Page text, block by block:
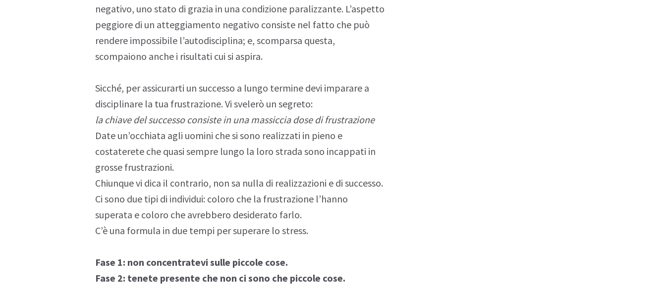
negativo, uno stato di grazia in una condizione paralizzante. L’aspetto
peggiore di un atteggiamento negativo consiste nel fatto che può
rendere impossibile l’autodisciplina; e, scomparsa questa,
scompaiono anche i risultati cui si aspira.
Sicché, per assicurarti un successo a lungo termine devi imparare a
disciplinare la tua frustrazione. Vi svelerò un segreto:
la chiave del successo consiste in una massiccia dose di frustrazione
Date un’occhiata agli uomini che si sono realizzati in pieno e
costaterete che quasi sempre lungo la loro strada sono incappati in
grosse frustrazioni.
Chiunque vi dica il contrario, non sa nulla di realizzazioni e di successo.
Ci sono due tipi di individui: coloro che la frustrazione l’hanno
superata e coloro che avrebbero desiderato farlo.
C’è una formula in due tempi per superare lo stress.
Fase 1: non concentratevi sulle piccole cose.
Fase 2: tenete presente che non ci sono che piccole cose.